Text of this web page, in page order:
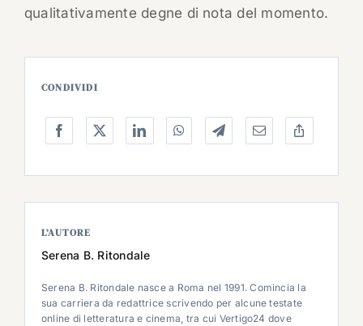
qualitativamente degne di nota del momento.
CONDIVIDI
L’AUTORE
Serena B. Ritondale
Serena B. Ritondale nasce a Roma nel 1991. Comincia la
sua carriera da redattrice scrivendo per alcune testate
online di letteratura e cinema, tra cui Vertigo24 dove